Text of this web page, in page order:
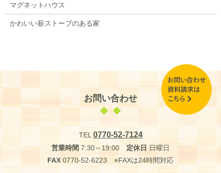
マグネットハウス
かわいい薪ストーブのある家
お問い合わせ
TEL0770-52-7124
営業時間 7:30～19:00 定休日 日曜日
FAX 0770-52-6223 ※FAXは24時間対応